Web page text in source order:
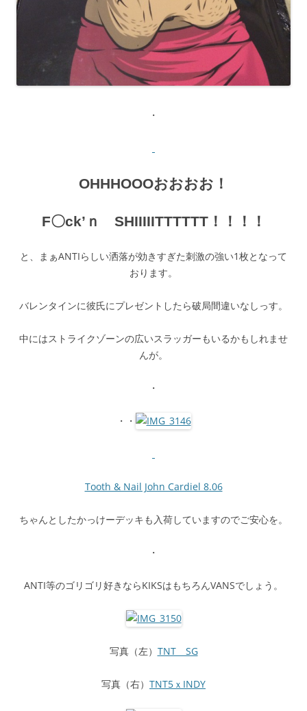
・
OHHHOOOおおおお！
F〇ck’ｎ SHIIIIITTTTTT！！！！
と、まぁANTIらしい洒落が効きすぎた刺激の強い1枚となって
おります。
バレンタインに彼氏にプレゼントしたら破局間違いなしっす。
中にはストライクゾーンの広いスラッガーもいるかもしれませ
んが。
・
・・
Tooth & Nail John Cardiel 8.06
ちゃんとしたかっけーデッキも入荷していますのでご安心を。
・
ANTI等のゴリゴリ好きならKIKSはもちろんVANSでしょう。
写真（左） TNT SG
写真（右） TNT5ｘINDY